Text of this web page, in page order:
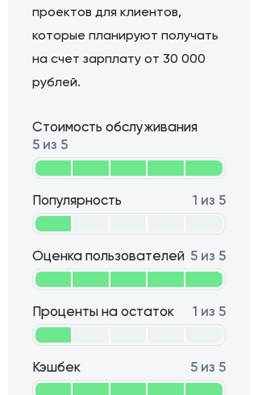
проектов для клиентов,
которые планируют получать
на счет зарплату от 30 000
рублей.
Проценты на остаток 1 из 5
Кэшбек 5 из 5
Стоимость обслуживания
5 из 5
Популярность 1 из 5
Оценка пользователей 5 из 5